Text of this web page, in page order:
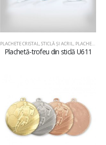
PLACHETE CRISTAL, STICLĂ ŞI ACRIL, PLACHETE DIN STICLĂ
Plachetă-trofeu din sticlă U611